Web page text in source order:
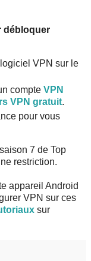
débloquer
VPN sur le
compte VPN
VPN gratuit.
pour vous
7 de Top
restriction.
appareil Android
VPN sur ces
sur